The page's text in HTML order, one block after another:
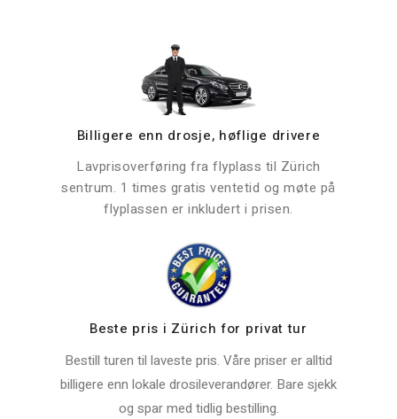
Billigere enn drosje, høflige drivere
Lavprisoverføring fra flyplass til Zürich
sentrum. 1 times gratis ventetid og møte på
flyplassen er inkludert i prisen.
Beste pris i Zürich for privat tur
Bestill turen til laveste pris. Våre priser er alltid
billigere enn lokale drosileverandører. Bare sjekk
og spar med tidlig bestilling.